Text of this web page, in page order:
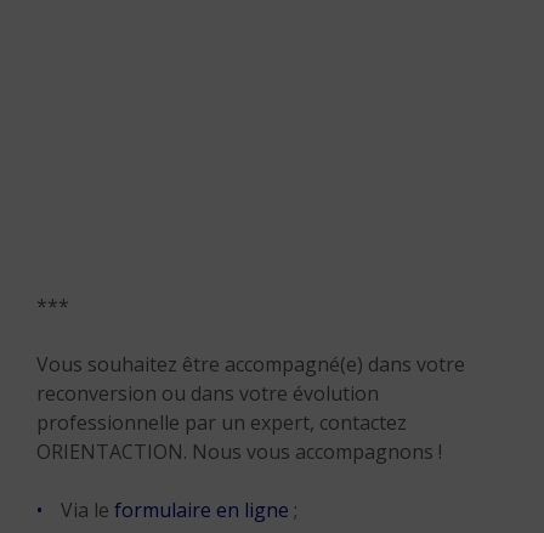
***
Vous souhaitez être accompagné(e) dans votre
reconversion ou dans votre évolution
professionnelle par un expert, contactez
ORIENTACTION. Nous vous accompagnons !
Via le formulaire en ligne ;